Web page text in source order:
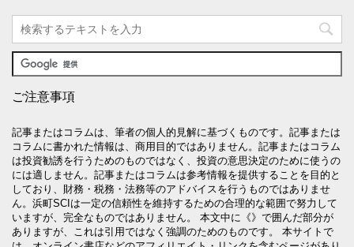
ご注意事項
記事またはコラムは、筆者の個人的見解に基づくものです。記事または
コラムに書かれた情報は、商用目的ではありません。記事またはコラム
は投資勧誘を行うためのものではなく、投資の意思決定のために使うの
には適しません。記事またはコラムは参考情報を提供することを目的と
しており、財務・税務・法務等のアドバイスを行うものではありませ
ん。浜町SCIは一定の信頼性を維持するための合理的な範囲で努力して
いますが、完全なものではありません。 本文中に《》で囲んだ部分が
ありますが、これは引用ではなく強調のためのものです。 本サイトで